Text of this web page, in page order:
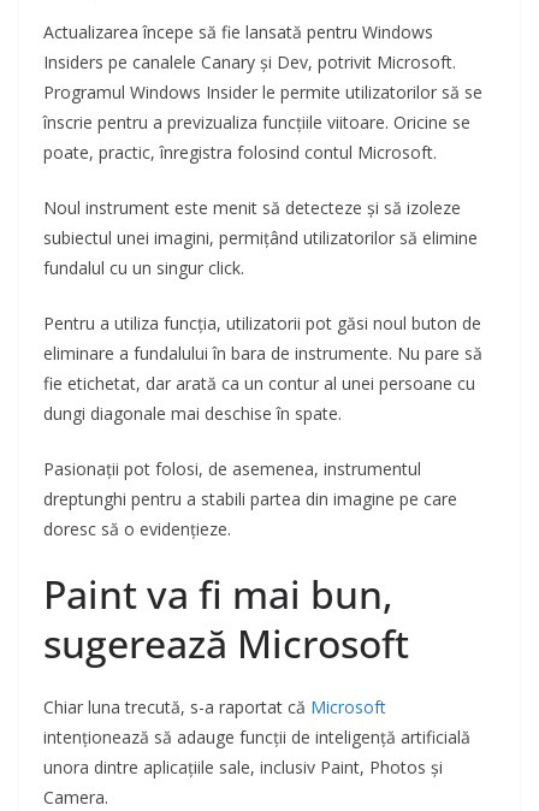
Actualizarea începe să fie lansată pentru Windows
Insiders pe canalele Canary și Dev, potrivit Microsoft.
Programul Windows Insider le permite utilizatorilor să se
înscrie pentru a previzualiza funcțiile viitoare. Oricine se
poate, practic, înregistra folosind contul Microsoft.
Noul instrument este menit să detecteze și să izoleze
subiectul unei imagini, permițând utilizatorilor să elimine
fundalul cu un singur click.
Pentru a utiliza funcția, utilizatorii pot găsi noul buton de
eliminare a fundalului în bara de instrumente. Nu pare să
fie etichetat, dar arată ca un contur al unei persoane cu
dungi diagonale mai deschise în spate.
Pasionații pot folosi, de asemenea, instrumentul
dreptunghi pentru a stabili partea din imagine pe care
doresc să o evidențieze.
Paint va fi mai bun,
sugerează Microsoft
Chiar luna trecută, s-a raportat că Microsoft
intenționează să adauge funcții de inteligență artificială
unora dintre aplicațiile sale, inclusiv Paint, Photos și
Camera.